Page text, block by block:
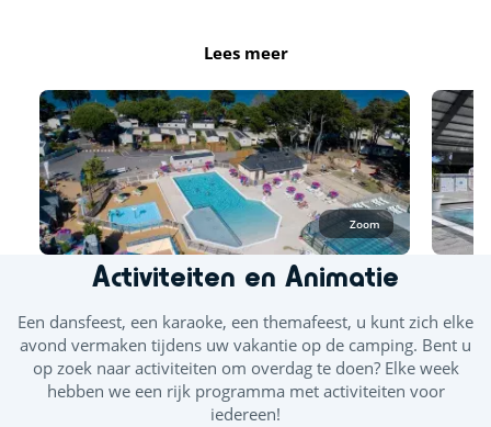
rest van het seizoen is er minimaal 1 zwembad geopend.
Buiten- en binnenzwembad
Rodel- en glijbanen
Verwarmd binnenzwembad
Buitenzwembad
Lees meer
Zoom
Activiteiten en Animatie
Een dansfeest, een karaoke, een themafeest, u kunt zich elke
avond vermaken tijdens uw vakantie op de camping. Bent u
op zoek naar activiteiten om overdag te doen? Elke week
hebben we een rijk programma met activiteiten voor
iedereen!